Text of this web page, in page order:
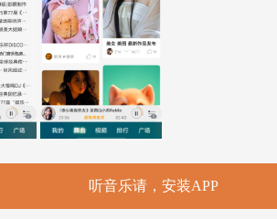
听音乐请，安装APP